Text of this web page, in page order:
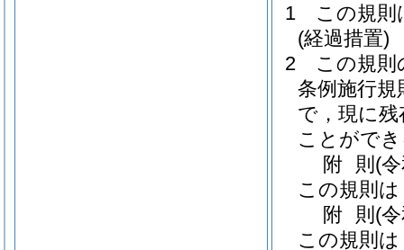
1
この規則
(経過措置)
2
この規則
条例施行規
で，現に
ことがで
附 則 (
この規則
附 則 (
この規則